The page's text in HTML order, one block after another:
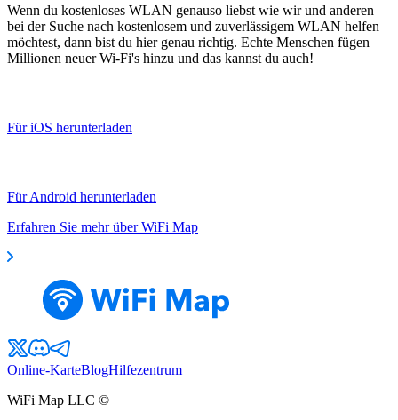
Wenn du kostenloses WLAN genauso liebst wie wir und anderen
bei der Suche nach kostenlosem und zuverlässigem WLAN helfen
möchtest, dann bist du hier genau richtig. Echte Menschen fügen
Millionen neuer Wi-Fi's hinzu und das kannst du auch!
Für iOS herunterladen
Für Android herunterladen
Erfahren Sie mehr über WiFi Map
Online-KarteBlogHilfezentrum
WiFi Map LLC ©